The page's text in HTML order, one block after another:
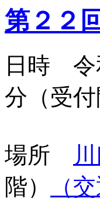
第２２
日時 令
分（受
場所
階）
（